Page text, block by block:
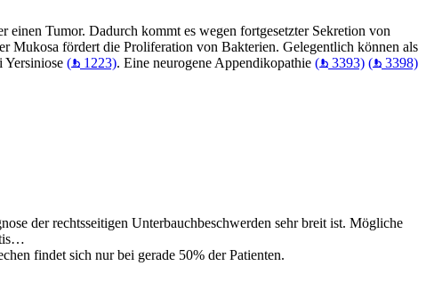
Tumor. Dadurch kommt es wegen fortgesetzter Sekretion von
Mukosa fördert die Proliferation von Bakterien. Gelegentlich können als
Yersiniose ( 1223). Eine neurogene Appendikopathie ( 3393) (
3398)
der rechtsseitigen Unterbauchbeschwerden sehr breit ist. Mögliche
findet sich nur bei gerade 50% der Patienten.